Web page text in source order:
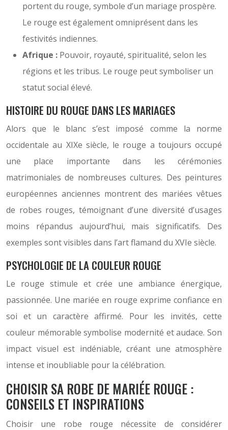
portent du rouge, symbole d’un mariage prospère.
Le rouge est également omniprésent dans les
festivités indiennes.
Afrique : Pouvoir, royauté, spiritualité, selon les
régions et les tribus. Le rouge peut symboliser un
statut social élevé.
HISTOIRE DU ROUGE DANS LES MARIAGES
Alors que le blanc s’est imposé comme la norme
occidentale au XIXe siècle, le rouge a toujours occupé
une place importante dans les cérémonies
matrimoniales de nombreuses cultures. Des peintures
européennes anciennes montrent des mariées vêtues
de robes rouges, témoignant d’une diversité d’usages
moins répandus aujourd’hui, mais significatifs. Des
exemples sont visibles dans l’art flamand du XVIe siècle.
PSYCHOLOGIE DE LA COULEUR ROUGE
Le rouge stimule et crée une ambiance énergique,
passionnée. Une mariée en rouge exprime confiance en
soi et un caractère affirmé. Pour les invités, cette
couleur mémorable symbolise modernité et audace. Son
impact visuel est indéniable, créant une atmosphère
intense et inoubliable pour la célébration.
CHOISIR SA ROBE DE MARIÉE ROUGE :
CONSEILS ET INSPIRATIONS
Choisir une robe rouge nécessite de considérer